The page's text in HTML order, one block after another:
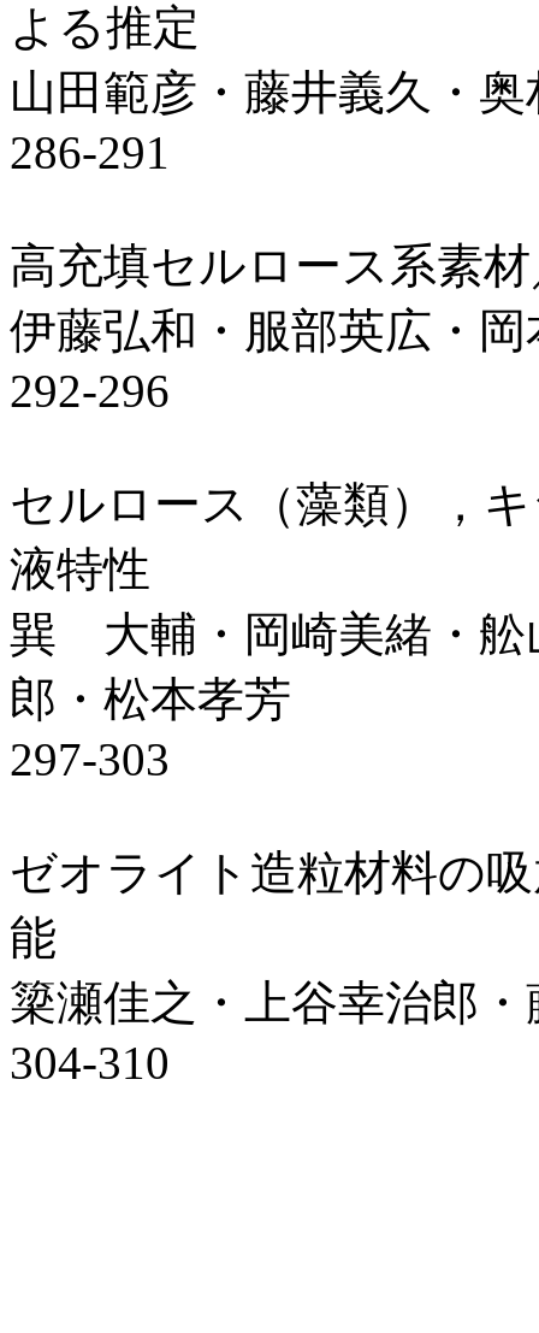
よる推定
山田範彦・藤井義久・
286-291
高充填セルロース系素
伊藤弘和・服部英広・
292-296
セルロース（藻類），
液特性
巽 大輔・岡崎美緒・舩
郎・松本孝芳
297-303
ゼオライト造粒材料の
能
簗瀬佳之・上谷幸治郎
304-310